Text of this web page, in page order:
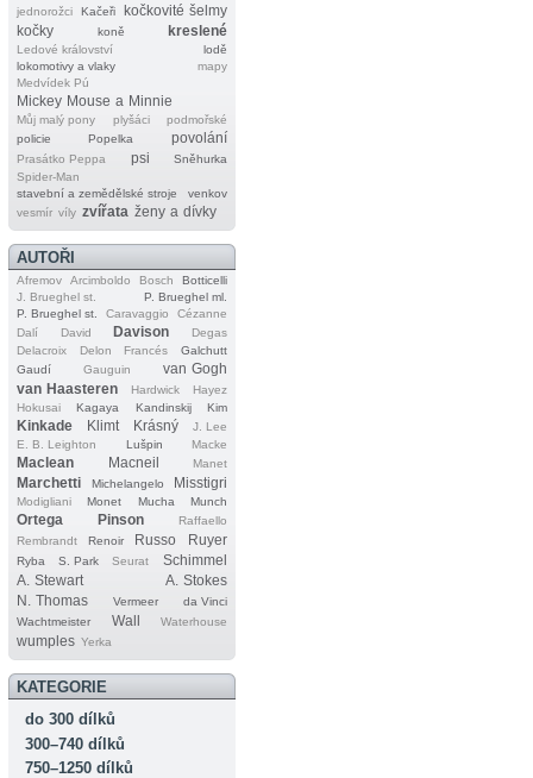
jednorožci
Kačeři
kočkovité šelmy
kočky
koně kreslené
Ledové království
lodě
lokomotivy a vlaky
mapy
Medvídek Pú
Mickey Mouse a Minnie
Můj malý pony plyšáci
podmořské
policie
Popelka povolání
Prasátko Peppa psi
Sněhurka
Spider‐Man
stavební a zemědělské stroje
venkov
vesmír víly zvířata ženy a dívky
AUTOŘI
Afremov Arcimboldo Bosch
Botticelli
J. Brueghel st.
P. Brueghel ml.
P. Brueghel st.
Caravaggio
Cézanne
Dalí
David Davison
Degas
Delacroix
Delon Francés
Galchutt
Gaudí
Gauguin
van Gogh
van Haasteren
Hardwick
Hayez
Hokusai
Kagaya Kandinskij Kim
Kinkade Klimt Krásný
J. Lee
E. B. Leighton
Lušpin Macke
Maclean Macneil Manet
Marchetti Michelangelo Misstigri
Modigliani Monet Mucha Munch
Ortega Pinson
Raffaello
Rembrandt
Renoir Russo Ruyer
Ryba S. Park Seurat
Schimmel
A. Stewart
A. Stokes
N. Thomas
Vermeer
da Vinci
Wachtmeister
Wall Waterhouse
wumples Yerka
KATEGORIE
do 300 dílků
300–740 dílků
750–1250 dílků